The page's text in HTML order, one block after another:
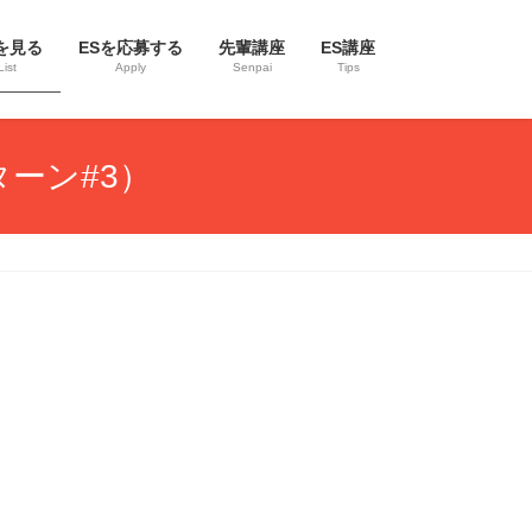
見る ESを応募する
Apply
先輩講座
Senpai
ES講座
Tips
ン#3）